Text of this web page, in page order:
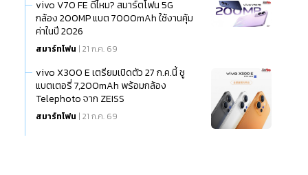
vivo V70 FE ดีไหม? สมาร์ตโฟน 5G
กล้อง 200MP แบต 7000mAh ใช้งานคุ้ม
ค่าในปี 2026
สมาร์ทโฟน | 21 ก.ค. 69
vivo X300 E เตรียมเปิดตัว 27 ก.ค.นี้ ชู
แบตเตอรี่ 7,200mAh พร้อมกล้อง
Telephoto จาก ZEISS
สมาร์ทโฟน | 21 ก.ค. 69